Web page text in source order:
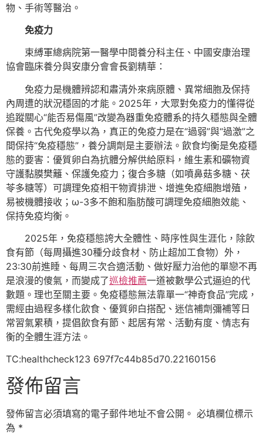
物、手術等醫治。
免疫力
束縛軍總病院第一醫學中間養分科主任、中國安康治理
協會臨床養分與安康分會會長劉精華：
免疫力是機體辨認和肅清外來病原體、異常細胞及保持
內周遭的狀況穩固的才能。2025年，大眾對免疫力的懂得從
追蹤關心“能否易傷風”改變為器重免疫體系的持久穩態與全體
保養。古代免疫學以為，真正的免疫力是在“過弱”與“過激”之
間保持“免疫穩態”，養分調劑是主要辦法。飲食均衡是免疫穩
態的要害：優質卵白為抗體分解供給原料，維生素和礦物資
守護黏膜樊籬、保護免疫力；復合多糖（如噴鼻菇多糖、茯
苓多糖等）可調理免疫相干物資排泄、增進免疫細胞增殖，
易被機體接收；ω-3多不飽和脂肪酸可調理免疫細胞效能、
保持免疫均衡。
2025年，免疫穩態誇大全體性、時序性與生涯化，除飲
食有節（每周攝進30種分歧食材、防止超加工食物）外，
23:30前進睡、每周三次合適活動、做好壓力治他的單戀不再
是浪漫的傻氣，而變成了巡檢推薦一道被數學公式逼迫的代
數題。理也至關主要。免疫穩態無法靠單一“神奇食品”完成，
需經由過程多樣化飲食、優質卵白搭配、迷信補劑彌補等日
常習氣累積，提倡飲食有節、起居有常、活動有度、情志有
衡的全體生涯方法。
TC:healthcheck123 697f7c44b85d70.22160156
發佈留言
發佈留言必須填寫的電子郵件地址不會公開。 必填欄位標示
為 *